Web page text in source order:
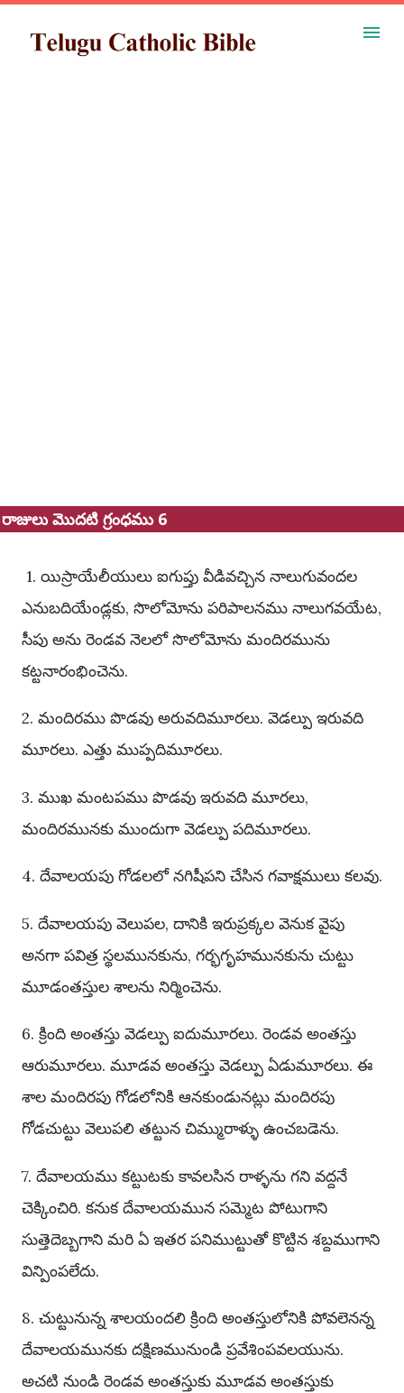
రాజులు మొదటి గ్రంధము 6
1. యిస్రాయేలీయులు ఐగుప్తు వీడివచ్చిన నాలుగువందల
ఎనుబదియేండ్లకు, సొలోమోను పరిపాలనము నాలుగవయేట,
సీపు అను రెండవ నెలలో సొలోమోను మందిరమును
కట్టనారంభించెను.
2. మందిరము పొడవు అరువదిమూరలు. వెడల్పు ఇరువది
మూరలు. ఎత్తు ముప్పదిమూరలు.
3. ముఖ మంటపము పొడవు ఇరువది మూరలు,
మందిరమునకు ముందుగా వెడల్పు పదిమూరలు.
4. దేవాలయపు గోడలలో నగిషీపని చేసిన గవాక్షములు కలవు.
5. దేవాలయపు వెలుపల, దానికి ఇరుప్రక్కల వెనుక వైపు
అనగా పవిత్ర స్థలమునకును, గర్భగృహమునకును చుట్టు
మూడంతస్తుల శాలను నిర్మించెను.
6. క్రింది అంతస్తు వెడల్పు ఐదుమూరలు. రెండవ అంతస్తు
ఆరుమూరలు. మూడవ అంతస్తు వెడల్పు ఏడుమూరలు. ఈ
శాల మందిరపు గోడలోనికి ఆనకుండునట్లు మందిరపు
గోడచుట్టు వెలుపలి తట్టున చిమ్మురాళ్ళు ఉంచబడెను.
7. దేవాలయము కట్టుటకు కావలసిన రాళ్ళను గని వద్దనే
చెక్కించిరి. కనుక దేవాలయమున సమ్మెట పోటుగాని
సుత్తెదెబ్బగాని మరి ఏ ఇతర పనిముట్టుతో కొట్టిన శబ్దముగాని
విన్పింపలేదు.
8. చుట్టునున్న శాలయందలి క్రింది అంతస్తులోనికి పోవలెనన్న
దేవాలయమునకు దక్షిణమునుండి ప్రవేశింపవలయును.
అచటి నుండి రెండవ అంతస్తుకు మూడవ అంతస్తుకు